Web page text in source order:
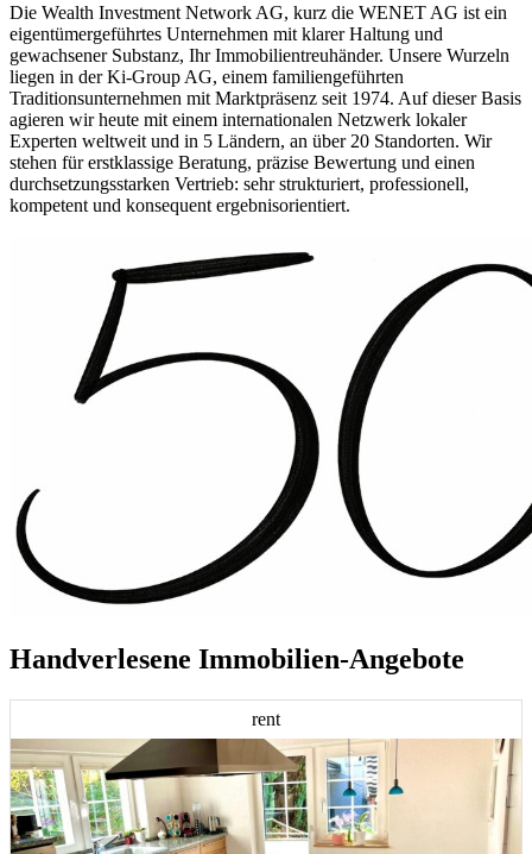
Die Wealth Investment Network AG, kurz die WENET AG ist ein
eigentümergeführtes Unternehmen mit klarer Haltung und
gewachsener Substanz, Ihr Immobilientreuhänder. Unsere Wurzeln
liegen in der Ki-Group AG, einem familiengeführten
Traditionsunternehmen mit Marktpräsenz seit 1974. Auf dieser Basis
agieren wir heute mit einem internationalen Netzwerk lokaler
Experten weltweit und in 5 Ländern, an über 20 Standorten. Wir
stehen für erstklassige Beratung, präzise Bewertung und einen
durchsetzungsstarken Vertrieb: sehr strukturiert, professionell,
kompetent und konsequent ergebnisorientiert.
Handverlesene Immobilien-Angebote
rent